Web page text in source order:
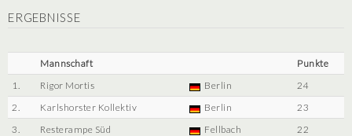
ERGEBNISSE
Mannschaft
Punkte
1.
Rigor Mortis Berlin
24
2.
Karlshorster Kollektiv Berlin
23
3.
Resterampe Süd Fellbach
22